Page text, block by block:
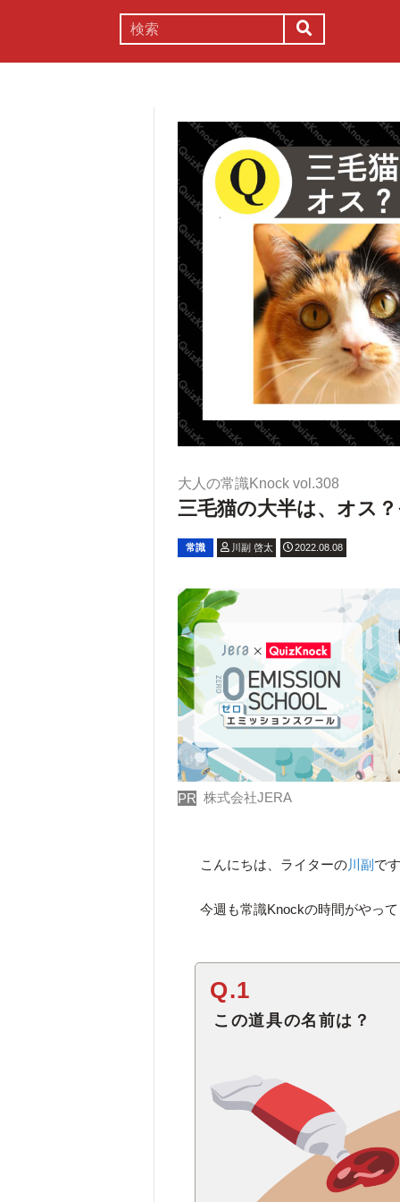
大人の常識Knock vol.308
三毛猫の大半は、オス
常識 川副 啓太 2022.08.08
PR 株式会社JERA
こんにちは、ライターの川副 で
今週も常識Knockの時間がやっ
Q.1
この道具の名前は？